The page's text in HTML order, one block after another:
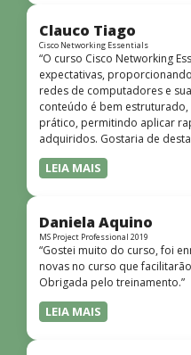
Clauco Tiago
Cisco Networking Essentials
“O curso Cisco Networking
expectativas,
redes de computadores e
conteúdo é bem estruturado,
prático, permitindo aplicar
adquiridos. Gostaria de
o conhecimento técnico do
demonstrou total domínio
dinâmicas e envolventes.
que desejam iniciar ou
redes!”
LEIA MAIS
Daniela Aquino
MS Project Professional 2019
“Gostei muito do curso, foi
novas no curso que
Obrigada pelo treinamento.”
LEIA MAIS